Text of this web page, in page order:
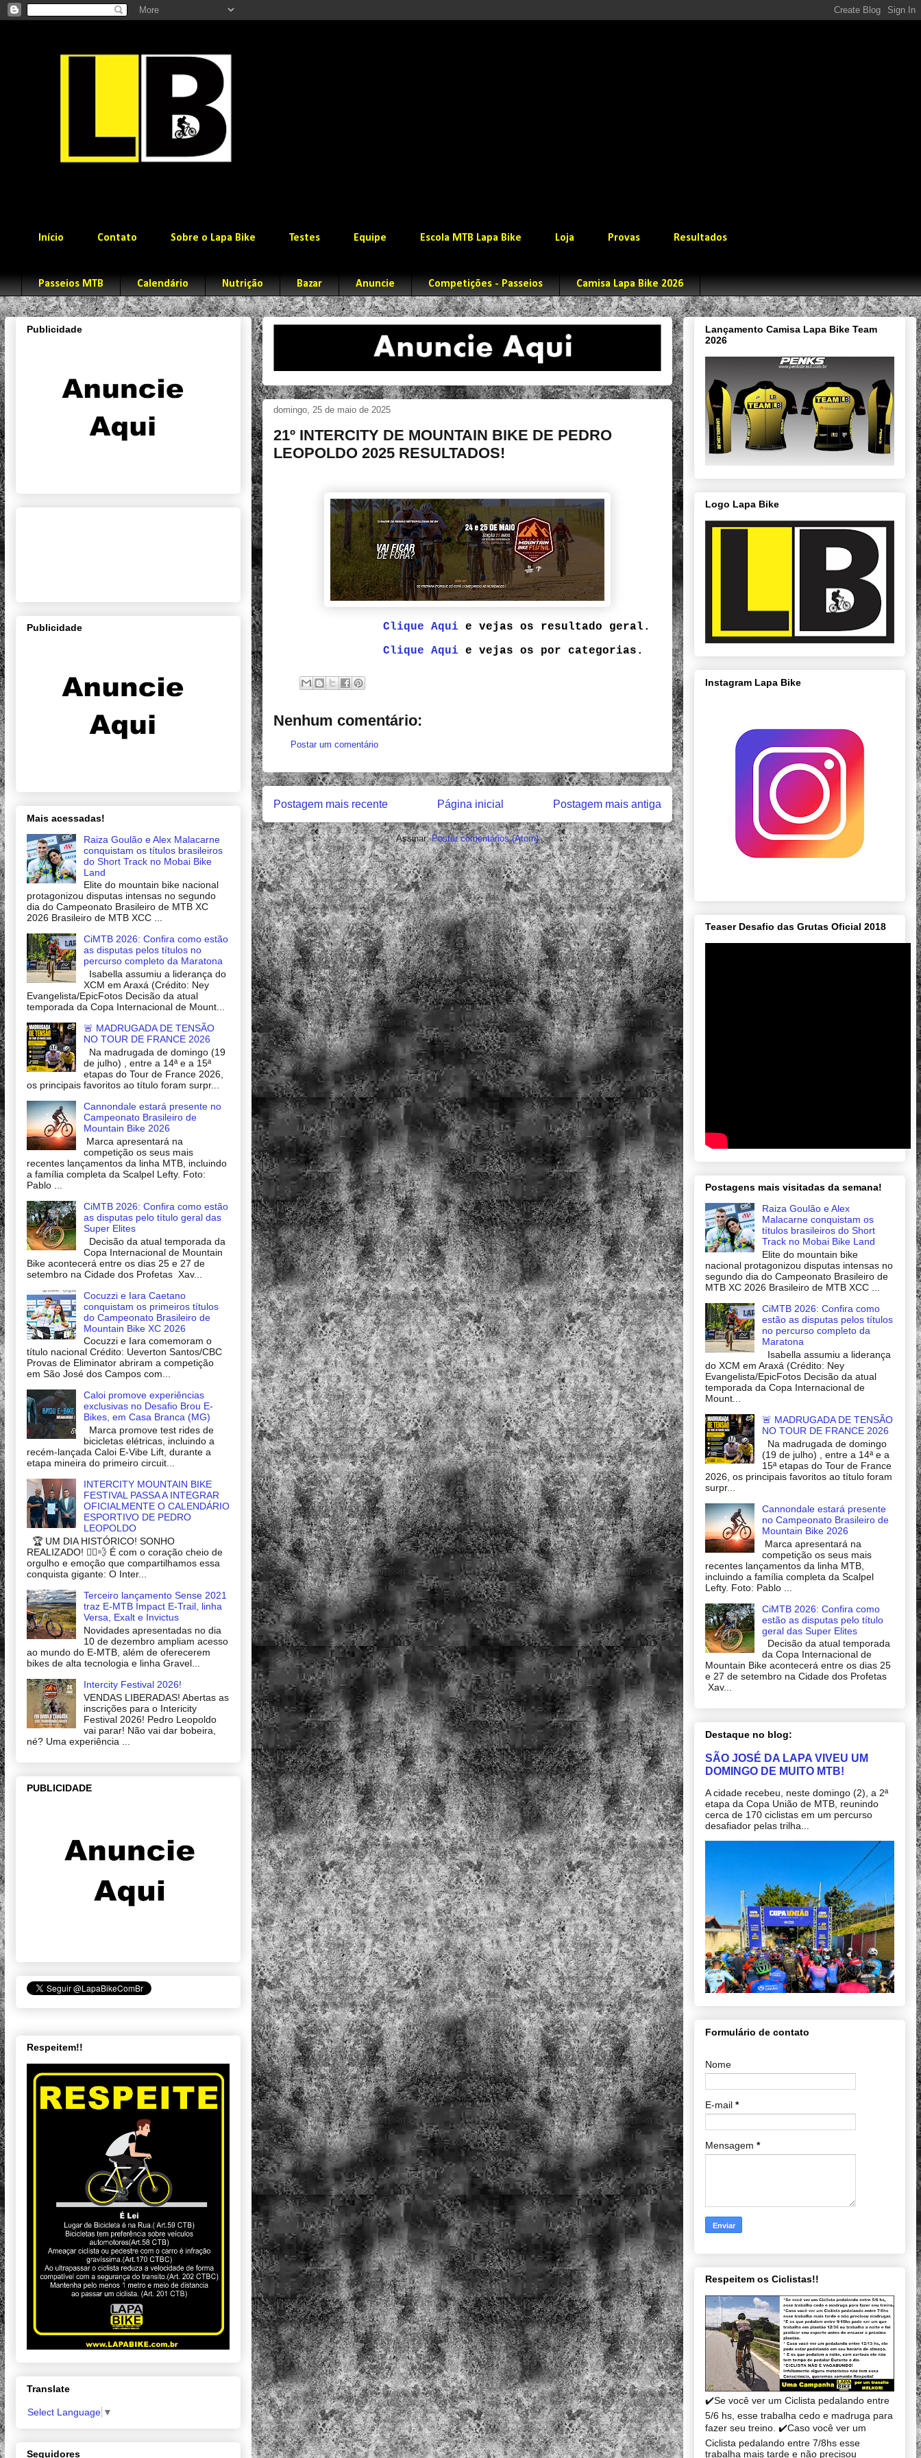
Início Contato Sobre o Lapa Bike Testes Equipe Escola MTB Lapa Bike Loja Provas Resultados
Passeios MTB Calendário Nutrição Bazar Anuncie Competições - Passeios Camisa Lapa Bike 2026
domingo, 25 de maio de 2025
21º INTERCITY DE MOUNTAIN BIKE DE PEDRO
LEOPOLDO 2025 RESULTADOS!
Clique Aqui e vejas os resultado geral.
Clique Aqui e vejas os por categorias.
Nenhum comentário:
Postar um comentário
Postagem mais recente Postagem mais antiga
Página inicial
Assinar:Postar comentários (Atom)
Publicidade
Publicidade
Mais acessadas!
Raiza Goulão e Alex Malacarne
conquistam os títulos brasileiros
do Short Track no Mobai Bike
Land
Elite do mountain bike nacional
protagonizou disputas intensas no segundo
dia do Campeonato Brasileiro de MTB XC
2026 Brasileiro de MTB XCC ...
CiMTB 2026: Confira como estão
as disputas pelos títulos no
percurso completo da Maratona
Isabella assumiu a liderança do
XCM em Araxá (Crédito: Ney
Evangelista/EpicFotos Decisão da atual
temporada da Copa Internacional de Mount...
🚨 MADRUGADA DE TENSÃO
NO TOUR DE FRANCE 2026
Na madrugada de domingo (19
de julho) , entre a 14ª e a 15ª
etapas do Tour de France 2026,
os principais favoritos ao título foram surpr...
Cannondale estará presente no
Campeonato Brasileiro de
Mountain Bike 2026
Marca apresentará na
competição os seus mais
recentes lançamentos da linha MTB, incluindo
a família completa da Scalpel Lefty. Foto:
Pablo ...
CiMTB 2026: Confira como estão
as disputas pelo título geral das
Super Elites
Decisão da atual temporada da
Copa Internacional de Mountain
Bike acontecerá entre os dias 25 e 27 de
setembro na Cidade dos Profetas Xav...
Cocuzzi e Iara Caetano
conquistam os primeiros títulos
do Campeonato Brasileiro de
Mountain Bike XC 2026
Cocuzzi e Iara comemoram o
título nacional Crédito: Ueverton Santos/CBC
Provas de Eliminator abriram a competição
em São José dos Campos com...
Caloi promove experiências
exclusivas no Desafio Brou E-
Bikes, em Casa Branca (MG)
Marca promove test rides de
bicicletas elétricas, incluindo a
recém-lançada Caloi E-Vibe Lift, durante a
etapa mineira do primeiro circuit...
INTERCITY MOUNTAIN BIKE
FESTIVAL PASSA A INTEGRAR
OFICIALMENTE O CALENDÁRIO
ESPORTIVO DE PEDRO
LEOPOLDO
🏆 UM DIA HISTÓRICO! SONHO
REALIZADO! 🚴‍♂️💨 É com o coração cheio de
orgulho e emoção que compartilhamos essa
conquista gigante: O Inter...
Terceiro lançamento Sense 2021
traz E-MTB Impact E-Trail, linha
Versa, Exalt e Invictus
Novidades apresentadas no dia
10 de dezembro ampliam acesso
ao mundo do E-MTB, além de oferecerem
bikes de alta tecnologia e linha Gravel...
Intercity Festival 2026!
VENDAS LIBERADAS! Abertas as
inscrições para o Intericity
Festival 2026! Pedro Leopoldo
vai parar! Não vai dar bobeira,
né? Uma experiência ...
PUBLICIDADE
Respeitem!!
Translate
Select Language ▼
Seguidores
Lançamento Camisa Lapa Bike Team
2026
Logo Lapa Bike
Instagram Lapa Bike
Teaser Desafio das Grutas Oficial 2018
Postagens mais visitadas da semana!
Raiza Goulão e Alex
Malacarne conquistam os
títulos brasileiros do Short
Track no Mobai Bike Land
Elite do mountain bike
nacional protagonizou disputas intensas no
segundo dia do Campeonato Brasileiro de
MTB XC 2026 Brasileiro de MTB XCC ...
CiMTB 2026: Confira como
estão as disputas pelos títulos
no percurso completo da
Maratona
Isabella assumiu a liderança
do XCM em Araxá (Crédito: Ney
Evangelista/EpicFotos Decisão da atual
temporada da Copa Internacional de
Mount...
🚨 MADRUGADA DE TENSÃO
NO TOUR DE FRANCE 2026
Na madrugada de domingo
(19 de julho) , entre a 14ª e a
15ª etapas do Tour de France
2026, os principais favoritos ao título foram
surpr...
Cannondale estará presente
no Campeonato Brasileiro de
Mountain Bike 2026
Marca apresentará na
competição os seus mais
recentes lançamentos da linha MTB,
incluindo a família completa da Scalpel
Lefty. Foto: Pablo ...
CiMTB 2026: Confira como
estão as disputas pelo título
geral das Super Elites
Decisão da atual temporada
da Copa Internacional de
Mountain Bike acontecerá entre os dias 25
e 27 de setembro na Cidade dos Profetas
Xav...
Destaque no blog:
SÃO JOSÉ DA LAPA VIVEU UM
DOMINGO DE MUITO MTB!
A cidade recebeu, neste domingo (2), a 2ª
etapa da Copa União de MTB, reunindo
cerca de 170 ciclistas em um percurso
desafiador pelas trilha...
Formulário de contato
Nome
E-mail *
Mensagem *
Respeitem os Ciclistas!!
✔️Se você ver um Ciclista pedalando entre
5/6 hs, esse trabalha cedo e madruga para
fazer seu treino. ✔️Caso você ver um
Ciclista pedalando entre 7/8hs esse
trabalha mais tarde e não precisou